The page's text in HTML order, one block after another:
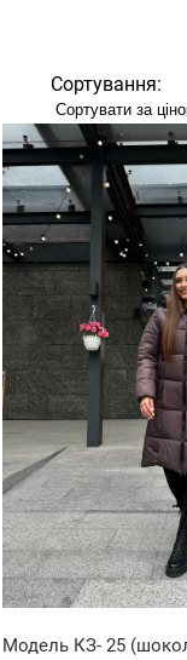
Модель КЗ- 25